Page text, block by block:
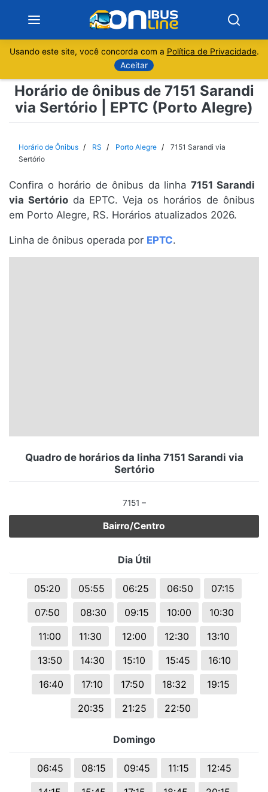
Sobre
São Paulo
Rio de Janeiro
Espírito Santo
Usando este site, você concorda com a Política de Privacidade.
Aceitar
Horário de ônibus de 7151 Sarandi
via Sertório | EPTC (Porto Alegre)
Horário de Ônibus RS Porto Alegre
7151 Sarandi via
Sertório
Confira o horário de ônibus da linha 7151 Sarandi
via Sertório da EPTC. Veja os horários de ônibus
em Porto Alegre, RS. Horários atualizados 2026.
Linha de ônibus operada por EPTC.
Quadro de horários da linha 7151 Sarandi via
Sertório
7151 –
Bairro/Centro
Dia Útil
05:20 05:55 06:25 06:50
07:15
07:50
08:30 09:15 10:00
10:30
11:00
11:30 12:00 12:30
13:10
13:50
14:30 15:10 15:45
16:10
16:40
17:10 17:50 18:32
19:15
20:35
21:25 22:50
Domingo
06:45 08:15 09:45 11:15
12:45